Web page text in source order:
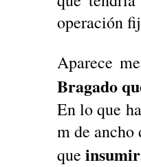
operación
Aparece
Bragado
En lo que
m de ancho
que